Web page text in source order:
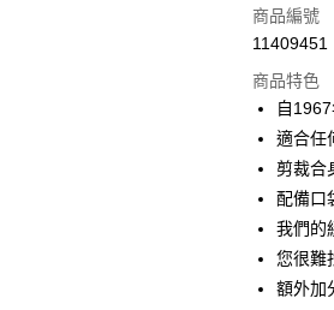
信用卡一
3 期
合作金
華南商
國泰世
臺灣中
匯豐（
聯邦商
6 期 0
合作金
華南商
上海商
臺灣中
匯豐（
超商取貨
LINE Pay
Apple Pay
商品編號
11409451
商品特色
自
適合任
剪裁合
配備口
我們的
您很難
額外加